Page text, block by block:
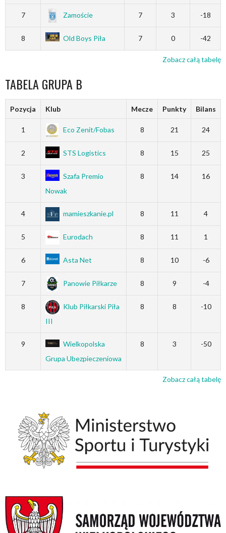
7 Zamoście 7 3 -18
8 Old Boys Piła 7 0 -42
Zobacz całą tabelę
TABELA GRUPA B
Pozycja Klub Mecze Punkty Bilans
1 Eco Zenit/Fobas 8 21 24
2 STS Logistics 8 15 25
3
Szafa Premio
Nowak
8 14 16
4 mamieszkanie.pl 8 11 4
5 Eurodach 8 11 1
6 Asta Net 8 10 -6
7 Panowie Piłkarze 8 9 -4
8
Klub Piłkarski Piła
III
8 8 -10
9
Wielkopolska
Grupa Ubezpieczeniowa
8 3 -50
Zobacz całą tabelę